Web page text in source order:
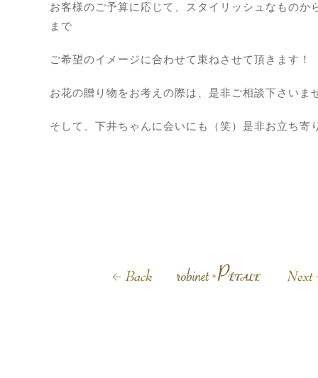
お客様のご予算に応じて、スタイリッシュなものか
まで
ご希望のイメージに合わせて束ねさせて頂きます！
お花の贈り物をお考えの際は、是非ご相談下さいま
そして、下井ちゃんに会いにも（笑）是非お立ち寄